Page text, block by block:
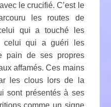
le crucifié. C’est le
les routes de
qui a touché les
celui qui a guéri les
pain de ses propres
affamés. Ces mains
les clous lors de la
sont présentés à ses
comme un signe